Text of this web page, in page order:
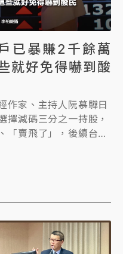
已暴賺2千餘萬
就好免得嚇到酸
作家、主持人阮慕驊日
擇減碼三分之一持股，
「賣飛了」，後續台股
3）天阮慕驊於社群平
氣回嗆酸民拿出對帳
「帳上淨值不等於流動
關注長期的資產配置與